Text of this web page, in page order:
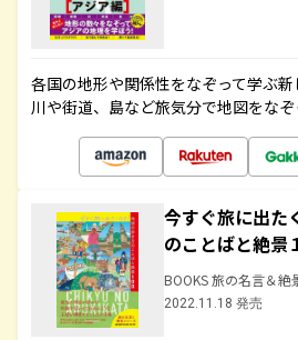
各国の地形や関係性をなぞって学ぶ新
川や街道、島など旅気分で地図をなぞ
今すぐ旅に出た
のことばと絶景
BOOKS 旅の名言＆絶
2022.11.18 発売